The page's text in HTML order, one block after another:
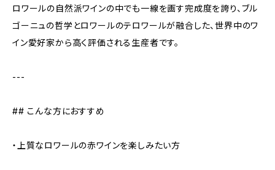
ロワールの自然派ワインの中でも一線を画す完成度を誇り、ブル
ゴーニュの哲学とロワールのテロワールが融合した、世界中のワ
イン愛好家から高く評価される生産者です。
---
## こんな方におすすめ
・上質なロワールの赤ワインを楽しみたい方